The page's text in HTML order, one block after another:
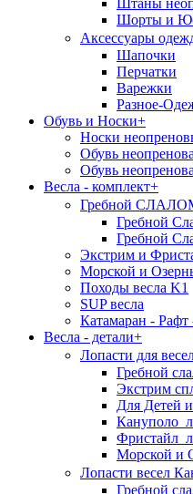
Штаны
Шорты и
Аксессуары
Шапочки
Перчатки
Варежки
Разное-
Обувь и Носки+
Носки
Обувь
Обувь
Весла - комплект+
Гребной
Гребной
Гребной
Экстрим и
Морской и
Походы весла K1
SUP весла
Катамаран - Рафт
Весла - детали+
Лопасти для
Гребной
Экстрим
Для Детей
Морской и
Лопасти весел
Гребной